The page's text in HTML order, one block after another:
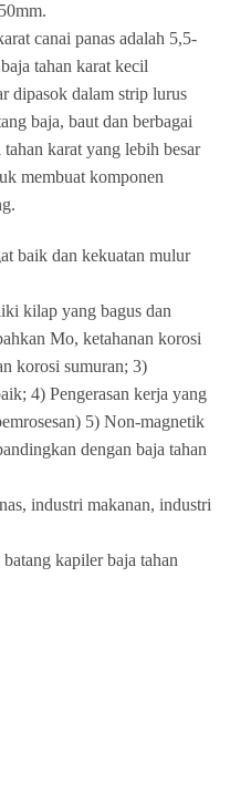
canai panas adalah 5,5-
tahan karat kecil
dipasok dalam strip lurus
baja, baut dan berbagai
karat yang lebih besar
membuat komponen
baik dan kekuatan mulur
kilap yang bagus dan
Mo, ketahanan korosi
korosi sumuran; 3)
4) Pengerasan kerja yang
5) Non-magnetik
dengan baja tahan
industri makanan, industri
kapiler baja tahan